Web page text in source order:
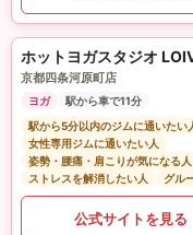
ホットヨガスタジオ
京都四条河原町店
ヨガ
駅から車で11分
駅から5分以内のジムに通いたい
女性専用ジムに通いたい人
姿勢・腰痛・肩こりが気になる人
ストレスを解消したい人
グル
公式サイトを見る